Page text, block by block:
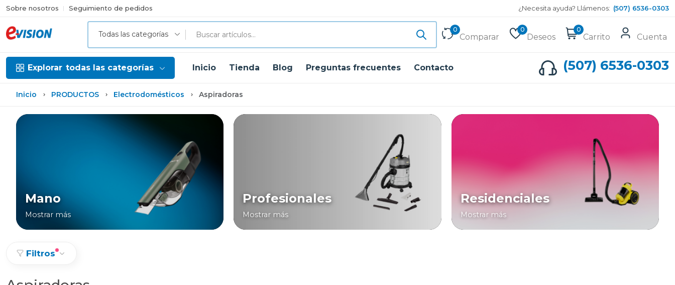
Sobre nosotros Seguimiento de pedidos ¿Necesita ayuda? Llámenos: (507) 6536-0303
Todas las categorías
0
Comparar
0
Deseos
0
Carrito Cuenta
Explorar todas las categorías Inicio Tienda Blog Preguntas frecuentes Contacto (507) 6536-0303
Inicio PRODUCTOS Electrodomésticos Aspiradoras
Mano
Mostrar más
Profesionales
Mostrar más
Residenciales
Mostrar más
Filtros